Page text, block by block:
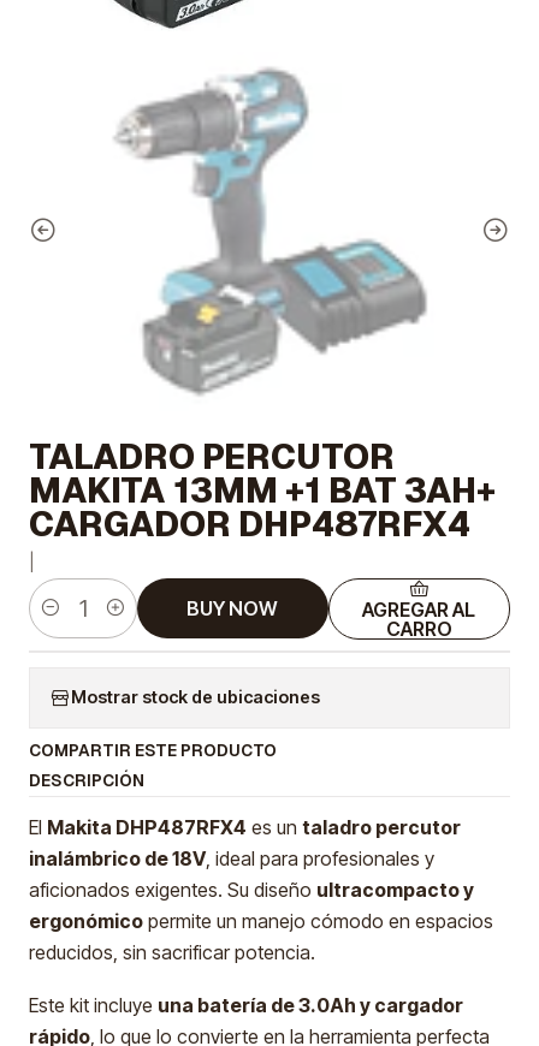
TALADRO PERCUTOR
MAKITA 13MM +1 BAT 3AH+
CARGADOR DHP487RFX4
Cantidad
AGREGAR AL
CARRO
BUY NOW
Mostrar stock de ubicaciones
COMPARTIR ESTE PRODUCTO
DESCRIPCIÓN
El Makita DHP487RFX4 es un taladro percutor
inalámbrico de 18V, ideal para profesionales y
aficionados exigentes. Su diseño ultracompacto y
ergonómico permite un manejo cómodo en espacios
reducidos, sin sacrificar potencia.
Este kit incluye una batería de 3.0Ah y cargador
rápido , lo que lo convierte en la herramienta perfecta